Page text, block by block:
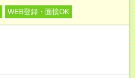
WEB登録・面接OK